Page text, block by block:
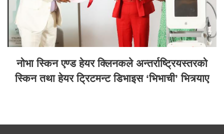
नोभा स्किन एण्ड हेयर क्लिनकले अन्तर्राष्ट्रियस्तरको
स्किन तथा हेयर ट्रिटमन्ट डिभाइस ‘भिभाची’ भित्र्याए